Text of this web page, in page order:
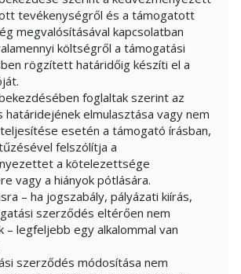
tevékenységről és a támogatott
megvalósításával kapcsolatban
költségről a támogatási
rögzített határidőig készíti el a
foglaltak szerint az
határidejének elmulasztása vagy nem
esetén a támogató írásban,
felszólítja a
a kötelezettsége
vagy a hiányok pótlására.
– ha jogszabály, pályázati kiírás,
szerződés eltérően nem
– legfeljebb egy alkalommal van
szerződés módosítása nem